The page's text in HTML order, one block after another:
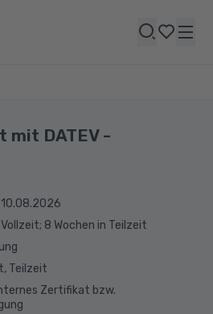
mit DATEV -
10.08.2026
8 Wochen in Teilzeit
Teilzeit
Zertifikat bzw.